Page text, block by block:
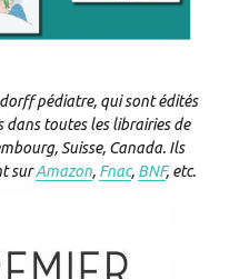
pédiatre, qui sont édités
toutes les librairies de
Suisse, Canada. Ils
surAmazon, Fnac, BNF, etc.